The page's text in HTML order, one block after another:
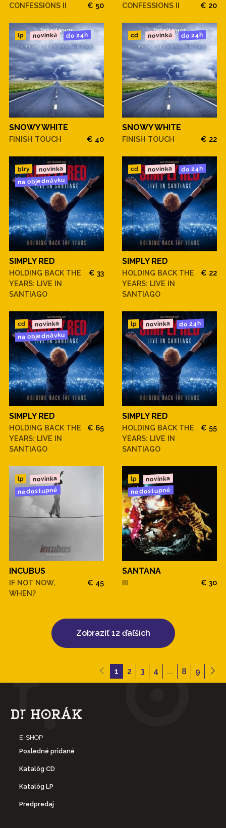
CONFESSIONS II € 50 CONFESSIONS II € 20
lp novinka do 24h
SNOWY WHITE
FINISH TOUCH € 40
cd novinka do 24h
SNOWY WHITE
FINISH TOUCH € 22
blry novinka
na objednávku
SIMPLY RED
HOLDING BACK THE
YEARS: LIVE IN
SANTIAGO
€ 33
cd novinka do 24h
SIMPLY RED
HOLDING BACK THE
YEARS: LIVE IN
SANTIAGO
€ 22
cd novinka
na objednávku
SIMPLY RED
HOLDING BACK THE
YEARS: LIVE IN
SANTIAGO
€ 65
lp novinka do 24h
SIMPLY RED
HOLDING BACK THE
YEARS: LIVE IN
SANTIAGO
€ 55
lp novinka
nedostupné
INCUBUS
IF NOT NOW,
WHEN?
€ 45
lp novinka
nedostupné
SANTANA
III € 30
Zobraziť 12 ďaľších
1 2 3 4 ... 8 9
E-SHOP
Posledné pridané
Katalóg CD
Katalóg LP
Predpredaj